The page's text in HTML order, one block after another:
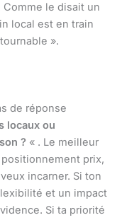
le disait un
local est en train
».
de réponse
locaux ou
? « . Le meilleur
prix,
incarner. Si ton
et un impact
Si ta priorité